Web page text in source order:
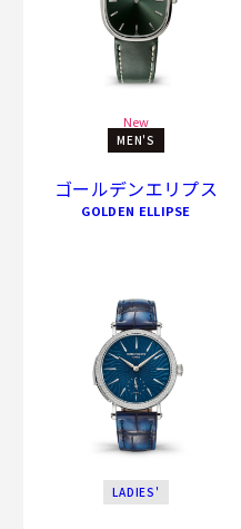
New
MEN'S
ゴールデンエリプス
GOLDEN ELLIPSE
LADIES'